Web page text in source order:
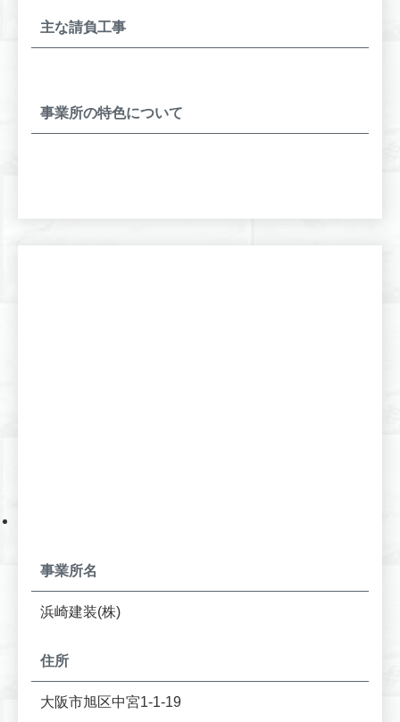
主な請負工事
事業所の特色について
事業所名
浜崎建装(株)
住所
大阪市旭区中宮1-1-19